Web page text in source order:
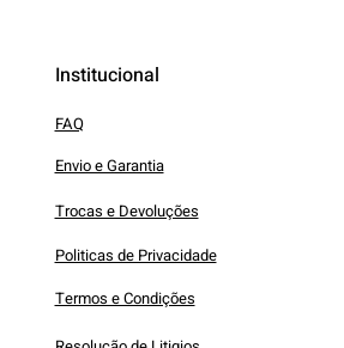
Institucional
FAQ
Envio e Garantia
Trocas e Devoluções
Politicas de Privacidade
Termos e Condições